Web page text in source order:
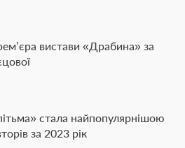
вистави «Драбина» за
стала найпопулярнішою
за 2023 рік